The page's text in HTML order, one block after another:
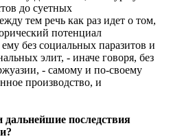
до суетных
тем речь как раз идет о том,
потенциал
без социальных паразитов и
элит, - иначе говоря, без
- самому и по-своему
производство, и
последствия